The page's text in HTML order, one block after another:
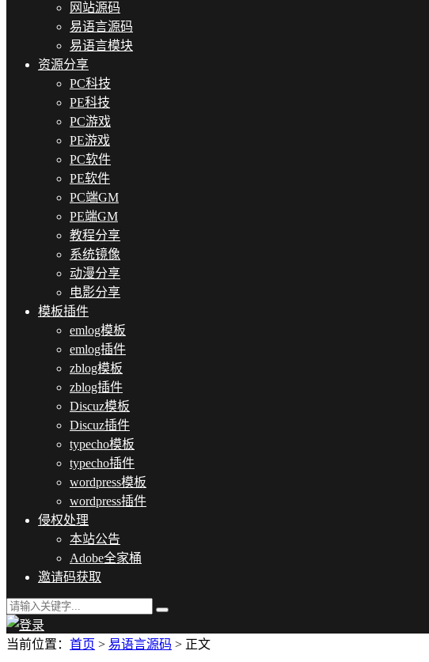
网站源码
易语言源码
易语言模块
资源分享
PC科技
PE科技
PC游戏
PE游戏
PC软件
PE软件
PC端GM
PE端GM
教程分享
系统镜像
动漫分享
电影分享
模板插件
emlog模板
emlog插件
zblog模板
zblog插件
Discuz模板
Discuz插件
typecho模板
typecho插件
wordpress模板
wordpress插件
侵权处理
本站公告
Adobe全家桶
邀请码获取
当前位置： 首页 > 易语言源码 > 正文